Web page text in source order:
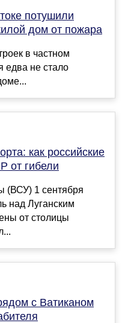
потушили
дом от пожара
в частном
едва не стало
как российские
от гибели
(ВСУ) 1 сентября
над Луганским
от столицы
с Ватиканом